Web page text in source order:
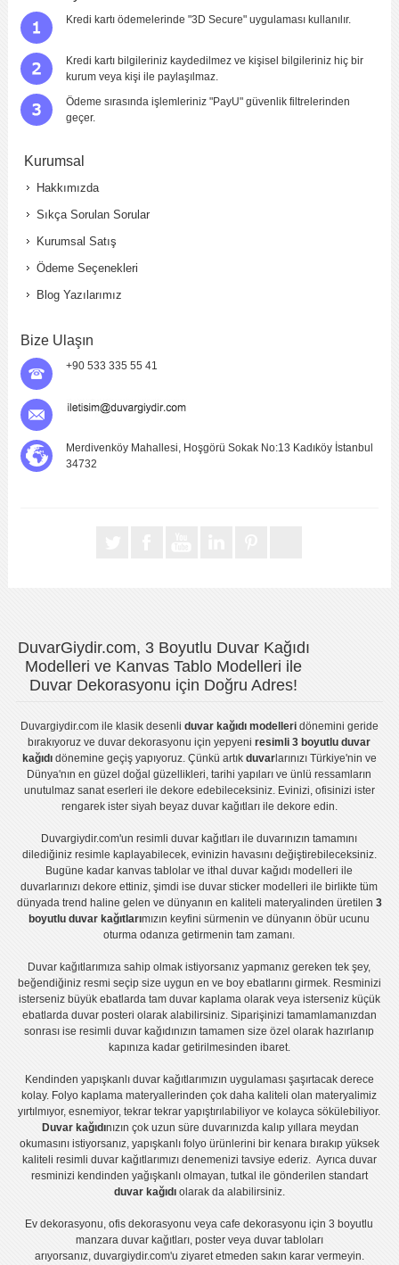
Kredi kartı ödemelerinde "3D Secure" uygulaması kullanılır.
Kredi kartı bilgileriniz kaydedilmez ve kişisel bilgileriniz hiç bir
kurum veya kişi ile paylaşılmaz.
Ödeme sırasında işlemleriniz "PayU" güvenlik filtrelerinden
geçer.
Kurumsal
Hakkımızda
Sıkça Sorulan Sorular
Kurumsal Satış
Ödeme Seçenekleri
Blog Yazılarımız
Bize Ulaşın
+90 533 335 55 41
Merdivenköy Mahallesi, Hoşgörü Sokak No:13 Kadıköy İstanbul
34732
DuvarGiydir.com, 3 Boyutlu Duvar Kağıdı
Modelleri ve Kanvas Tablo Modelleri ile
Duvar Dekorasyonu için Doğru Adres!
Duvargiydir.comile klasik desenli duvar kağıdı modelleridönemini geride
bırakıyoruz veduvar dekorasyonu için yepyeniresimli 3 boyutlu duvar
kağıdıdönemine geçiş yapıyoruz. Çünkü artık duvarlarınızı Türkiye'nin ve
Dünya'nın en güzel doğal güzellikleri, tarihi yapıları ve ünlü ressamların
unutulmaz sanat eserleri ile dekore edebileceksiniz. Evinizi, ofisinizi ister
rengarek ister siyah beyaz duvar kağıtlarıile dekore edin.
Duvargiydir.com'unresimli duvar kağıtları ile duvarınızın tamamını
dilediğiniz resimle kaplayabilecek, evinizin havasını değiştirebileceksiniz.
Bugüne kadar kanvas tablo lar veithal duvar kağıdı modelleri ile
duvarlarınızı dekore ettiniz, şimdi iseduvar sticker modelleri ile birlikte tüm
dünyada trend haline gelen ve dünyanın en kaliteli materyalinden üretilen 3
boyutlu duvar kağıtlarımızın keyfini sürmenin ve dünyanın öbür ucunu
oturma odanıza getirmenin tam zamanı.
Duvar kağıtlarımıza sahip olmak istiyorsanız yapmanız gereken tek şey,
beğendiğiniz resmi seçip size uygun en ve boy ebatlarını girmek. Resminizi
isterseniz büyük ebatlarda tam duvar kaplamaolarak veya isterseniz küçük
ebatlarda duvar posteri olarak alabilirsiniz. Siparişinizi tamamlamanızdan
sonrası iseresimli duvar kağıdınızın tamamen size özel olarak hazırlanıp
kapınıza kadar getirilmesinden ibaret.
Kendinden yapışkanlı duvar kağıtlarımızın uygulamasışaşırtacak derece
kolay. Folyo kaplama materyallerinden çok daha kaliteli olanmateryalimiz
yırtılmıyor, esnemiyor, tekrar tekrar yapıştırılabiliyor ve kolayca sökülebiliyor.
Duvar kağıdınızın çok uzun süre duvarınızda kalıp yıllara meydan
okumasını istiyorsanız, yapışkanlı folyoürünlerini bir kenara bırakıp yüksek
kaliteli resimli duvar kağıtlarımızı denemenizi tavsiye ederiz. Ayrıca duvar
resminizi kendinden yağışkanlı olmayan, tutkal ile gönderilen standart
duvar kağıdıolarak da alabilirsiniz.
Ev dekorasyonu,ofis dekorasyonu veyacafe dekorasyonu için3 boyutlu
manzara duvar kağıtları, posterveya duvar tabloları
arıyorsanız, duvargiydir.com'u ziyaret etmeden sakın karar vermeyin.